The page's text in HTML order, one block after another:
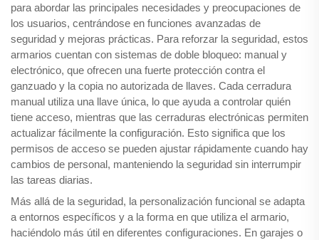
para abordar las principales necesidades y preocupaciones de
los usuarios, centrándose en funciones avanzadas de
seguridad y mejoras prácticas. Para reforzar la seguridad, estos
armarios cuentan con sistemas de doble bloqueo: manual y
electrónico, que ofrecen una fuerte protección contra el
ganzuado y la copia no autorizada de llaves. Cada cerradura
manual utiliza una llave única, lo que ayuda a controlar quién
tiene acceso, mientras que las cerraduras electrónicas permiten
actualizar fácilmente la configuración. Esto significa que los
permisos de acceso se pueden ajustar rápidamente cuando hay
cambios de personal, manteniendo la seguridad sin interrumpir
las tareas diarias.
Más allá de la seguridad, la personalización funcional se adapta
a entornos específicos y a la forma en que utiliza el armario,
haciéndolo más útil en diferentes configuraciones. En garajes o